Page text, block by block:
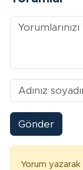
Gönder
Yorum yazarak